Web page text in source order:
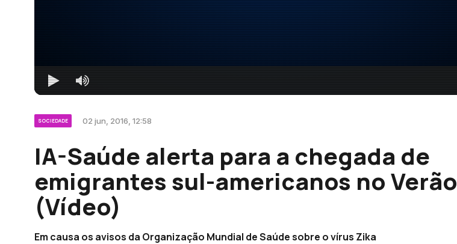
SOCIEDADE 02 jun, 2016, 12:58
IA-Saúde alerta para a chegada de
emigrantes sul-americanos no Verão
(Vídeo)
Em causa os avisos da Organização Mundial de Saúde sobre o vírus Zika